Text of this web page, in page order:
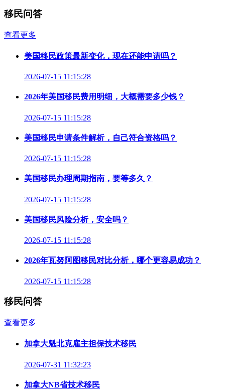
移民问答
查看更多
美国移民政策最新变化，现在还能申请吗？
2026-07-15 11:15:28
2026年美国移民费用明细，大概需要多少钱？
2026-07-15 11:15:28
美国移民申请条件解析，自己符合资格吗？
2026-07-15 11:15:28
美国移民办理周期指南，要等多久？
2026-07-15 11:15:28
美国移民风险分析，安全吗？
2026-07-15 11:15:28
2026年瓦努阿图移民对比分析，哪个更容易成功？
2026-07-15 11:15:28
移民问答
查看更多
加拿大魁北克雇主担保技术移民
2026-07-31 11:32:23
加拿大NB省技术移民